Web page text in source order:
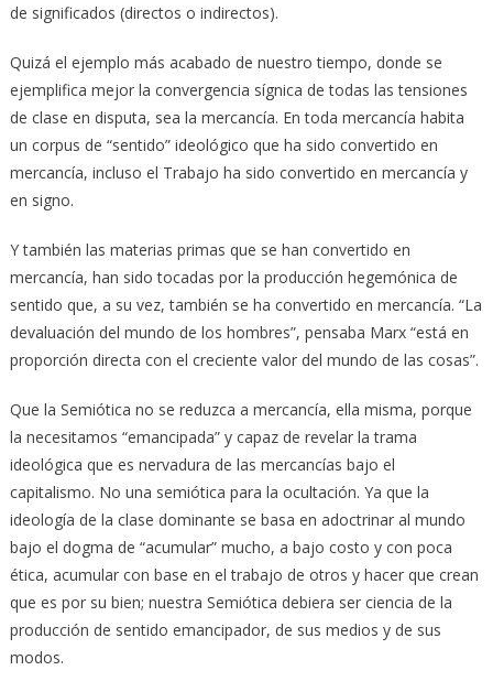
de significados (directos o indirectos).
Quizá el ejemplo más acabado de nuestro tiempo, donde se
ejemplifica mejor la convergencia sígnica de todas las tensiones
de clase en disputa, sea la mercancía. En toda mercancía habita
un corpus de “sentido” ideológico que ha sido convertido en
mercancía, incluso el Trabajo ha sido convertido en mercancía y
en signo.
Y también las materias primas que se han convertido en
mercancía, han sido tocadas por la producción hegemónica de
sentido que, a su vez, también se ha convertido en mercancía. “La
devaluación del mundo de los hombres”, pensaba Marx “está en
proporción directa con el creciente valor del mundo de las cosas”.
Que la Semiótica no se reduzca a mercancía, ella misma, porque
la necesitamos “emancipada” y capaz de revelar la trama
ideológica que es nervadura de las mercancías bajo el
capitalismo. No una semiótica para la ocultación. Ya que la
ideología de la clase dominante se basa en adoctrinar al mundo
bajo el dogma de “acumular” mucho, a bajo costo y con poca
ética, acumular con base en el trabajo de otros y hacer que crean
que es por su bien; nuestra Semiótica debiera ser ciencia de la
producción de sentido emancipador, de sus medios y de sus
modos.